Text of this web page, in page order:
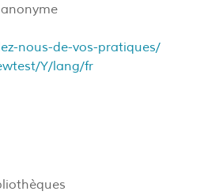
nous-de-vos-pratiques/
Y/lang/fr